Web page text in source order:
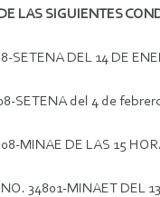
LAS SIGUIENTES
SETENA DEL 14 DE
SETENA del 4 de
MINAE DE LAS 15
34801-MINAET DEL